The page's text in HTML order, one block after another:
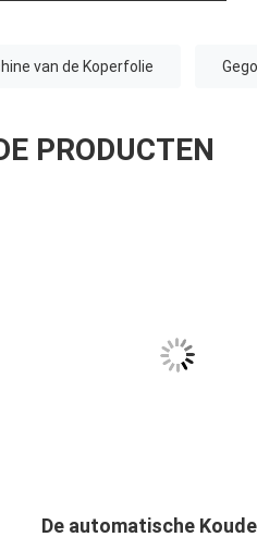
van de Koperfolie
PRODUCTEN
De automatische Koude